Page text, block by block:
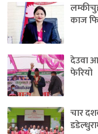
काज
देउवा
फेरियो
चार